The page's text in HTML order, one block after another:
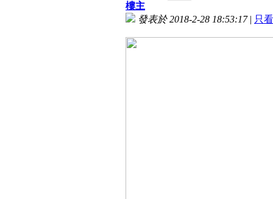
樓主
發表於 2018-2-28 18:53:17 | 只